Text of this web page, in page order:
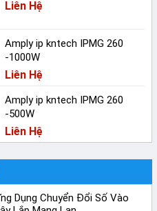
Liên Hệ
Amply ip kntech IPMG 260
-1000W
Liên Hệ
Amply ip kntech IPMG 260
-500W
Liên Hệ
Dụng Chuyển Đổi Số Vào